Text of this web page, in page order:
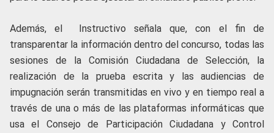
Además, el Instructivo señala que, con el fin de
transparentar la información dentro del concurso, todas las
sesiones de la Comisión Ciudadana de Selección, la
realización de la prueba escrita y las audiencias de
impugnación serán transmitidas en vivo y en tiempo real a
través de una o más de las plataformas informáticas que
usa el Consejo de Participación Ciudadana y Control